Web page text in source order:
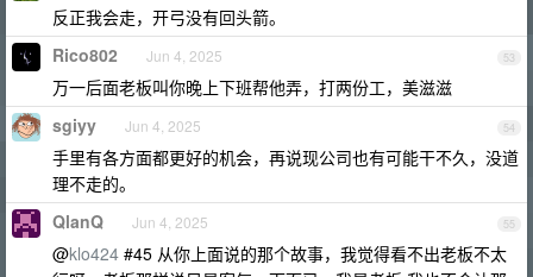
反正我会走，开弓没有回头箭。
53
Rico802 Jun 4, 2025
万一后面老板叫你晚上下班帮他弄，打两份工，美滋滋
54
sgiyy Jun 4, 2025
手里有各方面都更好的机会，再说现公司也有可能干不久，没道
理不走的。
55
QlanQ Jun 4, 2025
@klo424 #45 从你上面说的那个故事，我觉得看不出老板不太